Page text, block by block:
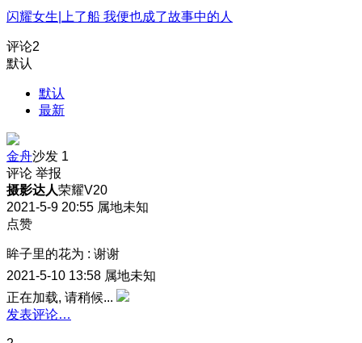
闪耀女生|上了船 我便也成了故事中的人
评论2
默认
默认
最新
金舟沙发 1
评论 举报
摄影达人荣耀V20
2021-5-9 20:55 属地未知
点赞
眸子里的花为 : 谢谢
2021-5-10 13:58 属地未知
正在加载, 请稍候...
发表评论…